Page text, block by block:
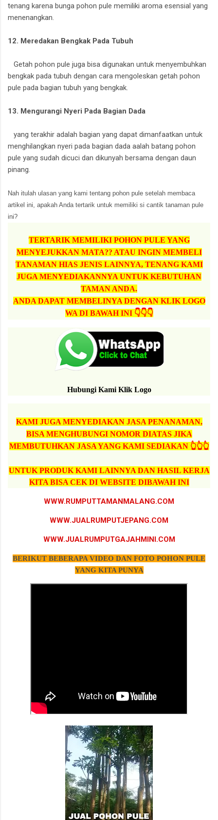
tenang karena bunga pohon pule memiliki aroma esensial yang
menenangkan.
12. Meredakan Bengkak Pada Tubuh
Getah pohon pule juga bisa digunakan untuk menyembuhkan
bengkak pada tubuh dengan cara mengoleskan getah pohon
pule pada bagian tubuh yang bengkak.
13. Mengurangi Nyeri Pada Bagian Dada
yang terakhir adalah bagian yang dapat dimanfaatkan untuk
menghilangkan nyeri pada bagian dada aalah batang pohon
pule yang sudah dicuci dan dikunyah bersama dengan daun
pinang.
Nah itulah ulasan yang kami tentang pohon pule setelah membaca
artikel ini, apakah Anda tertarik untuk memiliki si cantik tanaman pule
ini?
TERTARIK MEMILIKI POHON PULE YANG
MENYEJUKKAN MATA?? ATAU INGIN MEMBELI
TANAMAN HIAS JENIS LAINNYA, TENANG KAMI
JUGA MENYEDIAKANNYA UNTUK KEBUTUHAN
TAMAN ANDA.
ANDA DAPAT MEMBELINYA DENGAN KLIK LOGO
WA DI BAWAH INI 👇👇👇
Hubungi Kami Klik Logo
KAMI JUGA MENYEDIAKAN JASA PENANAMAN,
BISA MENGHUBUNGI NOMOR DIATAS JIKA
MEMBUTUHKAN JASA YANG KAMI SEDIAKAN 👆👆👆
UNTUK PRODUK KAMI LAINNYA DAN HASIL KERJA
KITA BISA CEK DI WEBSITE DIBAWAH INI
WWW.RUMPUTTAMANMALANG.COM
WWW.JUALRUMPUTJEPANG.COM
WWW.JUALRUMPUTGAJAHMINI.COM
BERIKUT BEBERAPA VIDEO DAN FOTO POHON PULE
YANG KITA PUNYA